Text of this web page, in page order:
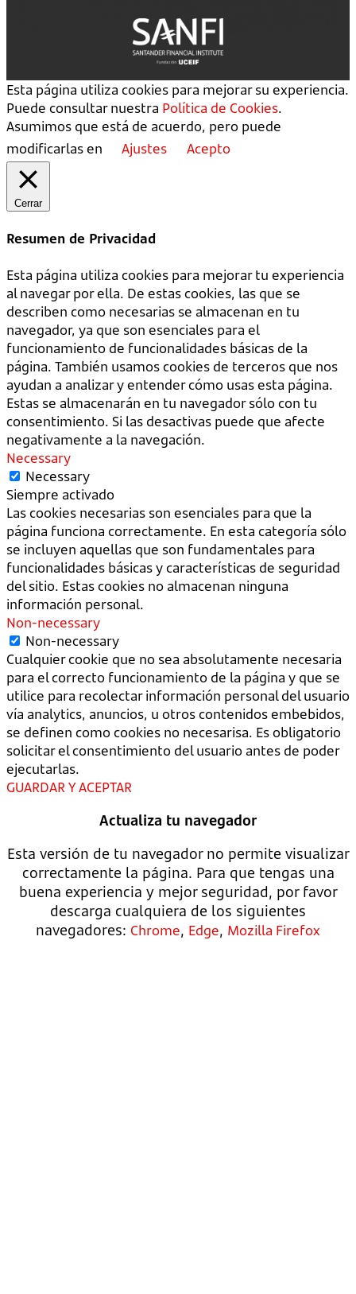
Esta página utiliza cookies para mejorar su experiencia.
Puede consultar nuestra Política de Cookies.
Asumimos que está de acuerdo, pero puede
modificarlas en
Ajustes Acepto
Cerrar
Resumen de Privacidad
Esta página utiliza cookies para mejorar tu experiencia
al navegar por ella. De estas cookies, las que se
describen como necesarias se almacenan en tu
navegador, ya que son esenciales para el
funcionamiento de funcionalidades básicas de la
página. También usamos cookies de terceros que nos
ayudan a analizar y entender cómo usas esta página.
Estas se almacenarán en tu navegador sólo con tu
consentimiento. Si las desactivas puede que afecte
negativamente a la navegación.
Necessary
Necessary
Siempre activado
Las cookies necesarias son esenciales para que la
página funciona correctamente. En esta categoría sólo
se incluyen aquellas que son fundamentales para
funcionalidades básicas y características de seguridad
del sitio. Estas cookies no almacenan ninguna
información personal.
Non-necessary
Non-necessary
Cualquier cookie que no sea absolutamente necesaria
para el correcto funcionamiento de la página y que se
utilice para recolectar información personal del usuario
vía analytics, anuncios, u otros contenidos embebidos,
se definen como cookies no necesarisa. Es obligatorio
solicitar el consentimiento del usuario antes de poder
ejecutarlas.
GUARDAR Y ACEPTAR
Actualiza tu navegador
Esta versión de tu navegador no permite visualizar
correctamente la página. Para que tengas una
buena experiencia y mejor seguridad, por favor
descarga cualquiera de los siguientes
navegadores: Chrome, Edge, Mozilla Firefox